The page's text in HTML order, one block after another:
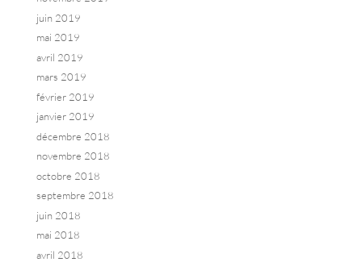
juin 2019
mai 2019
avril 2019
mars 2019
février 2019
janvier 2019
décembre 2018
novembre 2018
octobre 2018
septembre 2018
juin 2018
mai 2018
avril 2018